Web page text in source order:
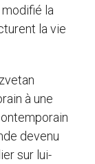
modifié la
la vie
à une
devenu
sur lui-